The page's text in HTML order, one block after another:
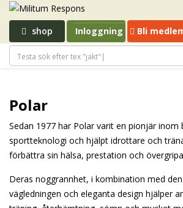
shop Inloggning Bli
Polar
Sedan 1977 har Polar varit en pionjär inom
sportteknologi och hjälpt idrottare och
förbättra sin hälsa, prestation och
Deras noggrannhet, i kombination med
vägledningen och eleganta design hjälper